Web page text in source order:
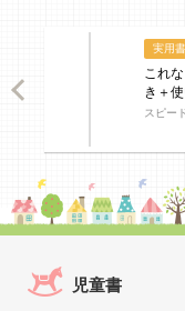
実用書
これ
き＋
スピー
児童書